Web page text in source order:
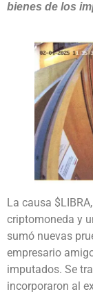
bienes de los
La causa
criptomoneda y
sumó nuevas
empresario
imputados. Se
incorporaron al